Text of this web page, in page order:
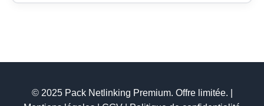
© 2025 Pack Netlinking Premium. Offre limitée. |